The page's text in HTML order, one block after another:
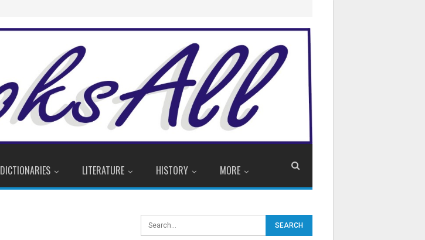
DICTIONARIES LITERATURE HISTORY MORE